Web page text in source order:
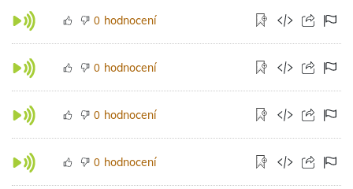
0 hodnocení
0 hodnocení
0 hodnocení
0 hodnocení